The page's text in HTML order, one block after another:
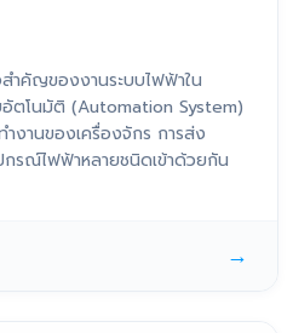
ำคัญของงานระบบไฟฟ้าใน
อัตโนมัติ (Automation System)
ำงานของเครื่องจักร การส่ง
ณ์ไฟฟ้าหลายชนิดเข้าด้วยกัน
→